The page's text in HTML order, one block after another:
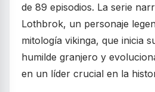
de 89 episodios. La serie
Lothbrok, un personaje
mitología vikinga, que inicia
humilde granjero y
en un líder crucial en la